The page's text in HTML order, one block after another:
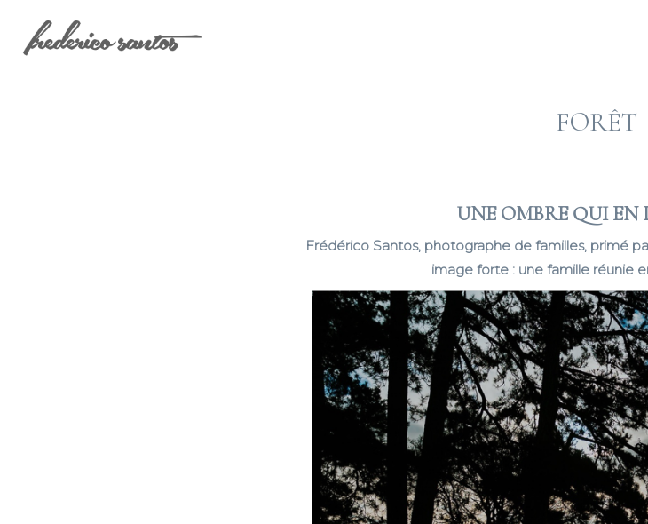
FORÊT
UNE OMBRE QUI
Frédérico Santos, photographe de familles, primé
image forte : une famille réunie